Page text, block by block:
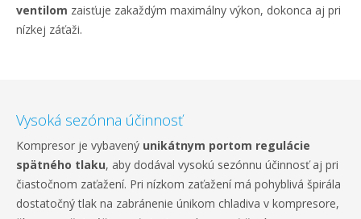
ventilom zaisťuje zakaždým maximálny výkon, dokonca aj pri
nízkej záťaži.
Vysoká sezónna účinnosť
Kompresor je vybavený unikátnym portom regulácie
spätného tlaku, aby dodával vysokú sezónnu účinnosť aj pri
čiastočnom zaťažení. Pri nízkom zaťažení má pohyblivá špirála
dostatočný tlak na zabránenie únikom chladiva v kompresore,